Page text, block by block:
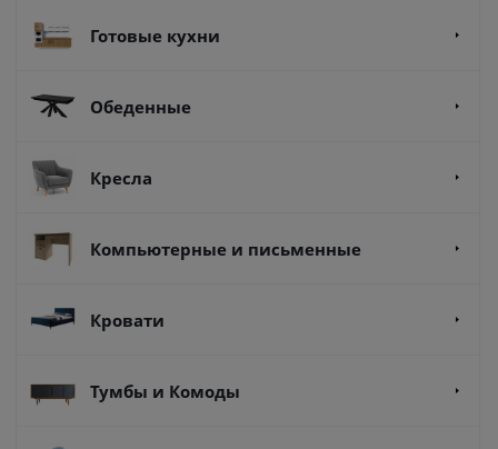
Готовые кухни
Обеденные
Кресла
Компьютерные и письменные
Кровати
Тумбы и Комоды